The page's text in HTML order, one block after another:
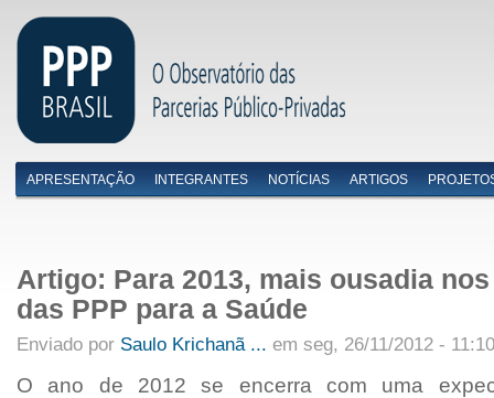
Menu primário
APRESENTAÇÃO INTEGRANTES NOTÍCIAS ARTIGOS
Artigo: Para 2013, mais ousadia
das PPP para a Saúde
Enviado por Saulo Krichanã ... em seg, 26/11/2012 - 11:10
O ano de 2012 se encerra com uma